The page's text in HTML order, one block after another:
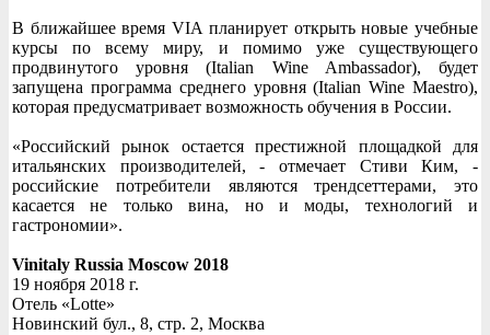
В ближайшее время VIA планирует открыть новые учебные
курсы по всему миру, и помимо уже существующего
продвинутого уровня (Italian Wine Ambassador), будет
запущена программа среднего уровня (Italian Wine Maestro),
которая предусматривает возможность обучения в России.
«Российский рынок остается престижной площадкой для
итальянских производителей, - отмечает Стиви Ким, -
российские потребители являются трендсеттерами, это
касается не только вина, но и моды, технологий и
гастрономии».
Vinitaly Russia Moscow 2018
19 ноября 2018 г.
Отель «Lotte»
Новинский бул., 8, стр. 2, Москва